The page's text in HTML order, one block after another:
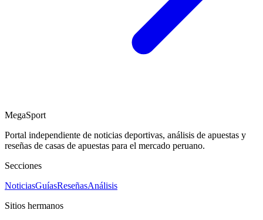
MegaSport
Portal independiente de noticias deportivas, análisis de apuestas y
reseñas de casas de apuestas para el mercado peruano.
Secciones
NoticiasGuíasReseñasAnálisis
Sitios hermanos